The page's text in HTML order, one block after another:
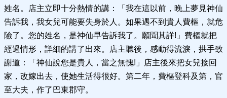
姓名。店主立即十分熱情的講：「我在這以前，晚上夢見神仙
告訴我，我女兒可能要失身於人。如果遇不到貴人費樞，就危
險了。您的姓名，是神仙早告訴我了。願聞其詳!」費樞就把
經過情形，詳細的講了出來。店主聽後，感動得流淚，拱手致
謝道：「神仙說您是貴人，當之無愧!」店主後來把女兒接回
家，改嫁出去，使她生活得很好。第二年，費樞登科及第，官
至大夫，作了巴東郡守。